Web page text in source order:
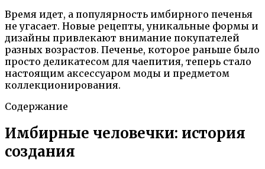
Время идет, а популярность имбирного печенья
не угасает. Новые рецепты, уникальные формы и
дизайны привлекают внимание покупателей
разных возрастов. Печенье, которое раньше было
просто деликатесом для чаепития, теперь стало
настоящим аксессуаром моды и предметом
коллекционирования.
Содержание
Имбирные человечки: история
создания